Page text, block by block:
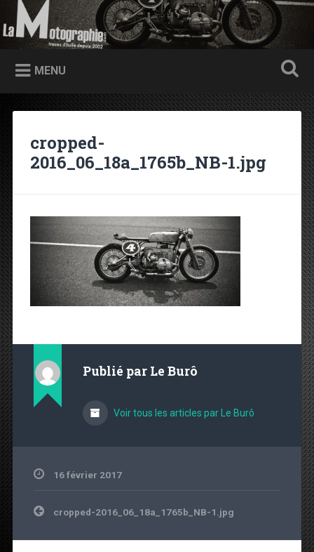
Accéder au contenu principal
Recherche
Traces d'huile depuis 2002
MENU
cropped-
2016_06_18a_1765b_NB-1.jpg
Publié par Le Burô
Voir tous les articles par Le Burô
16 février 2017
Navigation de l’article
cropped-2016_06_18a_1765b_NB-1.jpg